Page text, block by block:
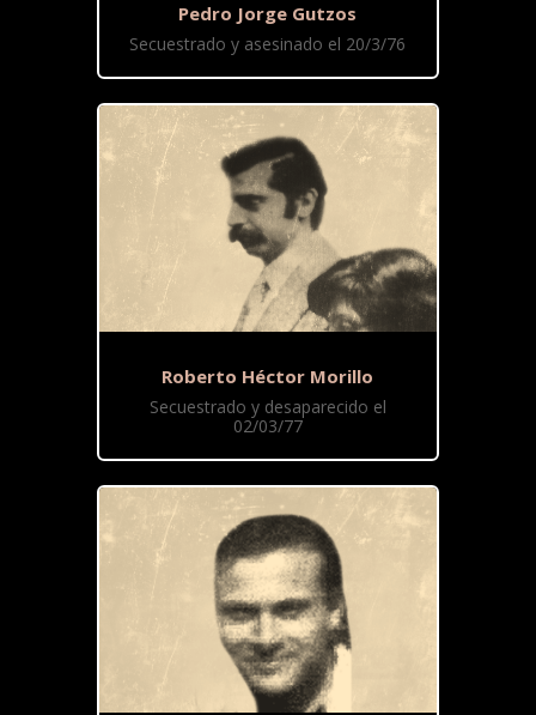
Pedro Jorge Gutzos
Secuestrado y asesinado el 20/3/76
Roberto Héctor Morillo
Secuestrado y desaparecido el
02/03/77